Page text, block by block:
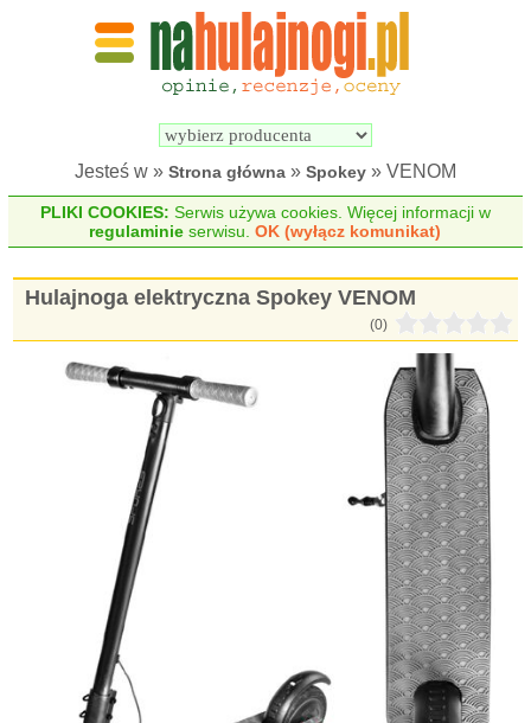
Wyszukiwarka
elektrycznych
Jesteś w » Strona główna » Spokey » VENOM
PLIKI COOKIES: Serwis używa cookies. Więcej informacji w
regulaminie serwisu.OK (wyłącz komunikat)
Hulajnoga elektryczna Spokey VENOM
(0)